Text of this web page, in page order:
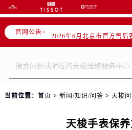
官网公告>
2026年6月北京市售后服务
2026年6月北京市官方售后
2026年6月售后服务中心最
节假日正常营业！
当前位置： 首页 > 新闻/知识/问答 > 天梭
天梭手表保养